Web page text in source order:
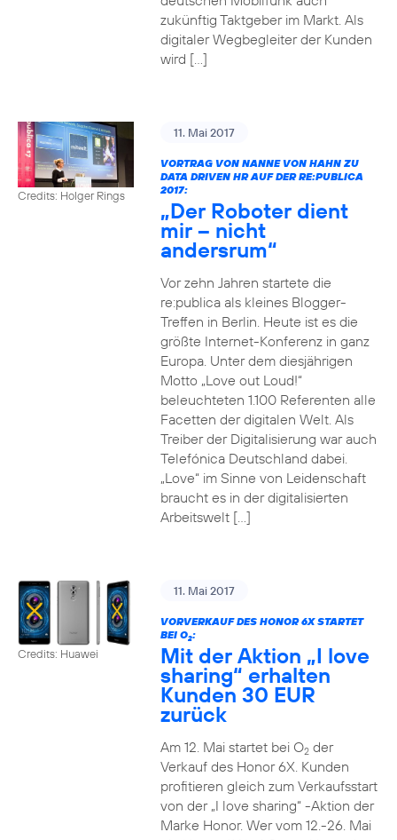
zukünftig Taktgeber im Markt. Als
digitaler Wegbegleiter der Kunden
wird […]
Credits: Holger Rings
11. Mai 2017
VORTRAG VON NANNE VON HAHN ZU
DATA DRIVEN HR AUF DER RE:PUBLICA
2017:
„Der Roboter dient
mir – nicht
andersrum“
Vor zehn Jahren startete die
re:publica als kleines Blogger-
Treffen in Berlin. Heute ist es die
größte Internet-Konferenz in ganz
Europa. Unter dem diesjährigen
Motto „Love out Loud!“
beleuchteten 1.100 Referenten alle
Facetten der digitalen Welt. Als
Treiber der Digitalisierung war auch
Telefónica Deutschland dabei.
„Love“ im Sinne von Leidenschaft
braucht es in der digitalisierten
Arbeitswelt […]
Credits: Huawei
11. Mai 2017
VORVERKAUF DES HONOR 6X STARTET
BEI O2:
Mit der Aktion „I love
sharing“ erhalten
Kunden 30 EUR
zurück
Am 12. Mai startet bei O2der
Verkauf des Honor 6X. Kunden
profitieren gleich zum Verkaufsstart
von der „I love sharing“ -Aktion der
Marke Honor. Wer vom 12.-26. Mai